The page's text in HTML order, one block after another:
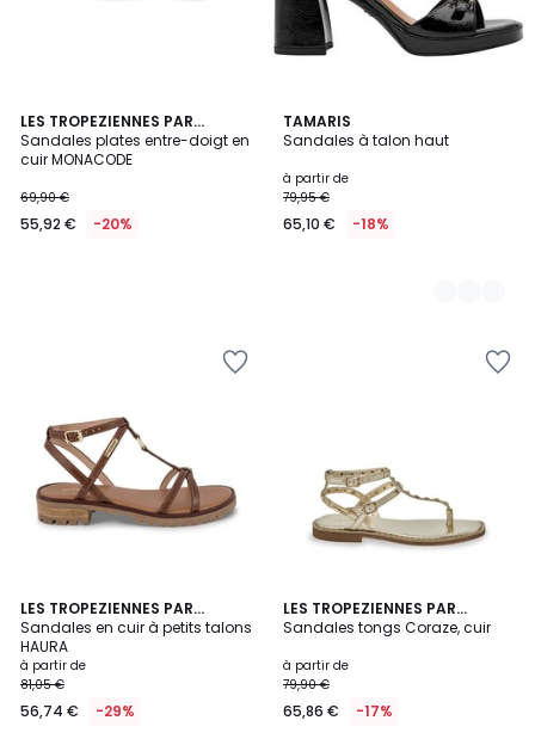
LES TROPEZIENNES PAR
M.BELARBI
Sandales plates entre-doigt en
cuir MONACODE
69,90 €
55,92 € -20%
TAMARIS
Sandales à talon haut
à partir de
79,95 €
65,10 € -18%
3
Couleurs
LES TROPEZIENNES PAR
M.BELARBI
Sandales en cuir à petits talons
HAURA
à partir de
81,05 €
56,74 € -29%
LES TROPEZIENNES PAR
M.BELARBI
Sandales tongs Coraze, cuir
à partir de
79,90 €
65,86 € -17%
2,5
/ 5
2
Couleurs